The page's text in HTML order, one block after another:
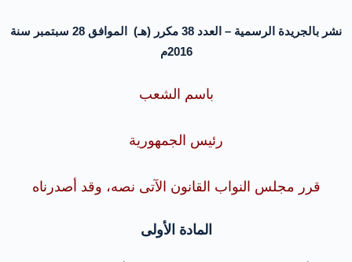
نشر بالجريدة الرسمية – العدد 38 مكرر (هـ) الموافق 28 سبتمبر سنة
2016م
باسم الشعب
رئيس الجمهورية
قرر مجلس النواب القانون الآتى نصه، وقد أصدرناه
المادة الأولى